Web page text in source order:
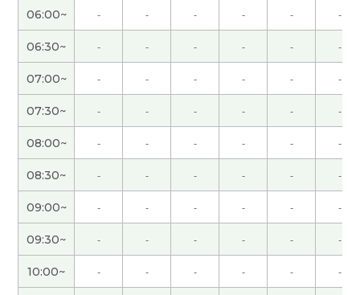
お話しして、スッキリしました。ありがとうござい
ました。( 50代 女性 )
先生、ありがとうございました！ 事前に丁寧にご
質問いただき、熱意を感じました。 2コマ連続でじ
っくり教えていただいて、本当によかったです。感
謝でいっぱいです！
先生、ありがとうございました！ これからの中国
語の勉強が、とても明確になり、先生との出会いは
宝物です！ すばらしいアドヴァイスをありがとう
ございました。
我会努力的。 ( 60代 男性 )
06:00~ - - - - - -
06:30~ - - - - - -
07:00~ - - - - - -
07:30~ - - - - - -
08:00~ - - - - - -
08:30~ - - - - - -
09:00~ - - - - - -
09:30~ - - - - - -
10:00~ - - - - - -